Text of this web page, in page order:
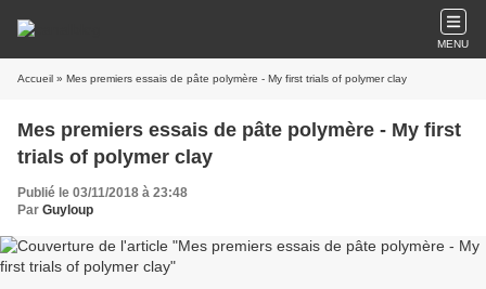
MENU
Accueil » Mes premiers essais de pâte polymère - My first trials of polymer clay
Mes premiers essais de pâte polymère - My first
trials of polymer clay
Publié le 03/11/2018 à 23:48
Par Guyloup